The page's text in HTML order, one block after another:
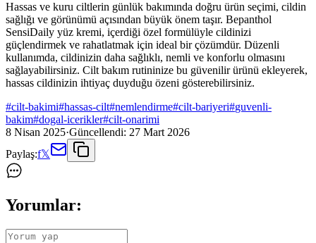
Hassas ve kuru ciltlerin günlük bakımında doğru ürün seçimi, cildin
sağlığı ve görünümü açısından büyük önem taşır. Bepanthol
SensiDaily yüz kremi, içerdiği özel formülüyle cildinizi
güçlendirmek ve rahatlatmak için ideal bir çözümdür. Düzenli
kullanımda, cildinizin daha sağlıklı, nemli ve konforlu olmasını
sağlayabilirsiniz. Cilt bakım rutininize bu güvenilir ürünü ekleyerek,
hassas cildinizin ihtiyaç duyduğu özeni gösterebilirsiniz.
#cilt-bakimi#hassas-cilt#nemlendirme#cilt-bariyeri#guvenli-
bakim#dogal-icerikler#cilt-onarimi
8 Nisan 2025·Güncellendi: 27 Mart 2026
Paylaş:f𝕏
Yorumlar: